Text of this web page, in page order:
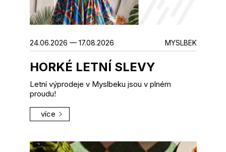
24.06.2026 — 17.08.2026 MYSLBEK
HORKÉ LETNÍ SLEVY
Letní výprodeje v Myslbeku jsou v plném
proudu!
více